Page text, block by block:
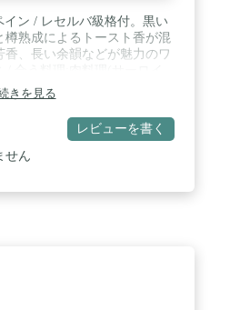
イン / レセルバ級格付。黒い
樽熟成によるトースト香が混
香、長い余韻などが魅力のワ
種:ティンタ・フィナ(テンプ
ルコール度数:14% / 容器:ボ
。黒い果実や甘草の香りと樽
が混ざりあった凝縮した芳
のワインです
きを見る
レビューを書く
せん